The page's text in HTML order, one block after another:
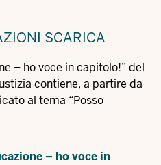
SCARICA
– ho voce in capitolo!” del
contiene, a partire da
al tema “Posso
– ho voce in